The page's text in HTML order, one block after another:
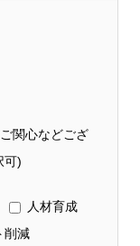
関心などござ
可)
人材育成
削減